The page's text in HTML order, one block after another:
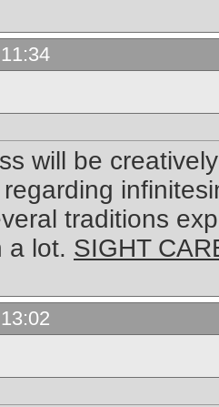
will be
traditions
a lot. SIGHT